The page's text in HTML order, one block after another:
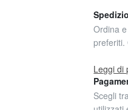
Ordina
preferiti.
Leggi di
Scegli